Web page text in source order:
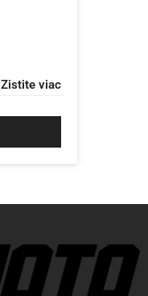
Zistite viac